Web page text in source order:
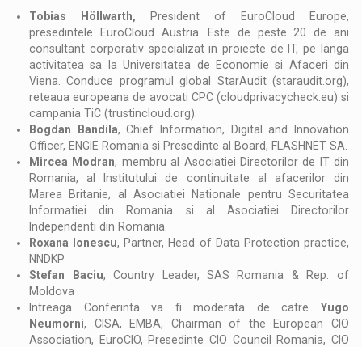
Tobias Höllwarth,
President of EuroCloud Europe,
presedintele EuroCloud Austria. Este de peste 20 de ani
consultant corporativ specializat in proiecte de IT, pe langa
activitatea sa la Universitatea de Economie si Afaceri din
Viena. Conduce programul global StarAudit (staraudit.org),
reteaua europeana de avocati CPC (cloudprivacycheck.eu) si
campania TiC (trustincloud.org).
Bogdan Bandila, Chief Information, Digital and Innovation
Officer, ENGIE Romania si Presedinte al Board, FLASHNET SA.
Mircea Modran, membru al Asociatiei Directorilor de IT din
Romania, al Institutului de continuitate al afacerilor din
Marea Britanie, al Asociatiei Nationale pentru Securitatea
Informatiei din Romania si al Asociatiei Directorilor
Independenti din Romania.
Roxana Ionescu, Partner, Head of Data Protection practice,
NNDKP
Stefan Baciu, Country Leader, SAS Romania & Rep. of
Moldova
Intreaga Conferinta va fi moderata de catre Yugo
Neumorni, CISA, EMBA, Chairman of the European CIO
Association, EuroCIO, Presedinte CIO Council Romania, CIO